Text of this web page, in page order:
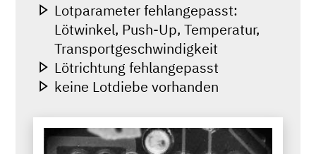
Lotparameter fehlangepasst:
Lötwinkel, Push-Up, Temperatur,
Transportgeschwindigkeit
Lötrichtung fehlangepasst
keine Lotdiebe vorhanden